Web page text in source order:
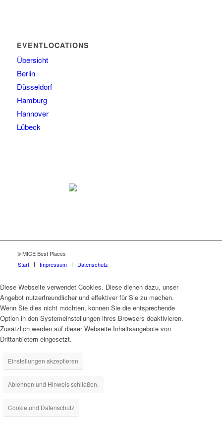
EVENTLOCATIONS
Übersicht
Berlin
Düsseldorf
Hamburg
Hannover
Lübeck
© MICE Best Places
Start
Impressum Datenschutz
Diese Webseite verwendet Cookies. Diese dienen dazu, unser
Angebot nutzerfreundlicher und effektiver für Sie zu machen.
Wenn Sie dies nicht möchten, können Sie die entsprechende
Option in den Systemeinstellungen ihres Browsers deaktivieren.
Zusätzlich werden auf dieser Webseite Inhaltsangebote von
Drittanbietern eingesetzt.
Einstellungen akzeptieren
Ablehnen und Hinweis schließen.
Cookie und Datenschutz